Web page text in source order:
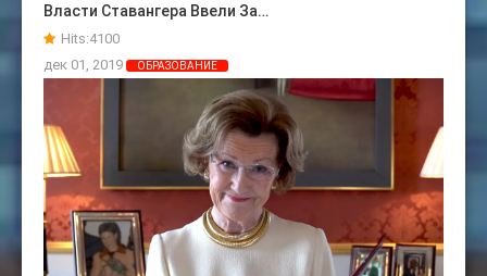
Власти Ставангера Ввели За…
Hits:4100
дек 01, 2019
ОБРАЗОВАНИЕ